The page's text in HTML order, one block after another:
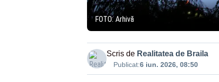
FOTO: Arhivă
Scris de Realitatea de Braila
Publicat:6 iun. 2026, 08:50